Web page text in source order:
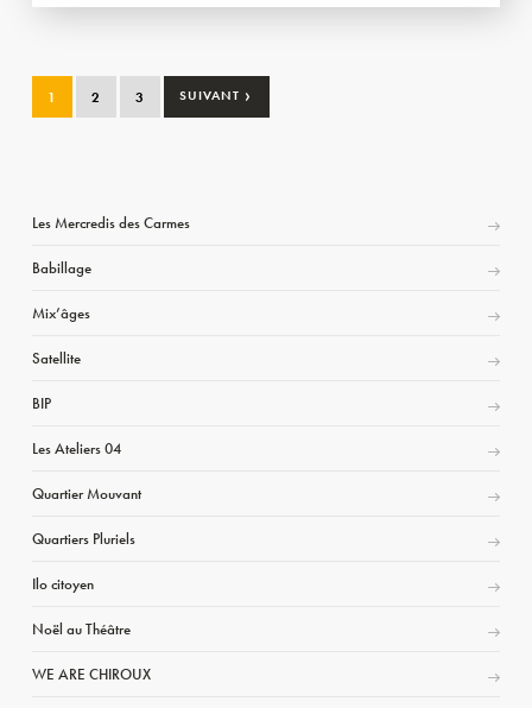
1 2 3 SUIVANT ›
Les Mercredis des Carmes
Babillage
Mix’âges
Satellite
BIP
Les Ateliers 04
Quartier Mouvant
Quartiers Pluriels
Ilo citoyen
Noël au Théâtre
WE ARE CHIROUX